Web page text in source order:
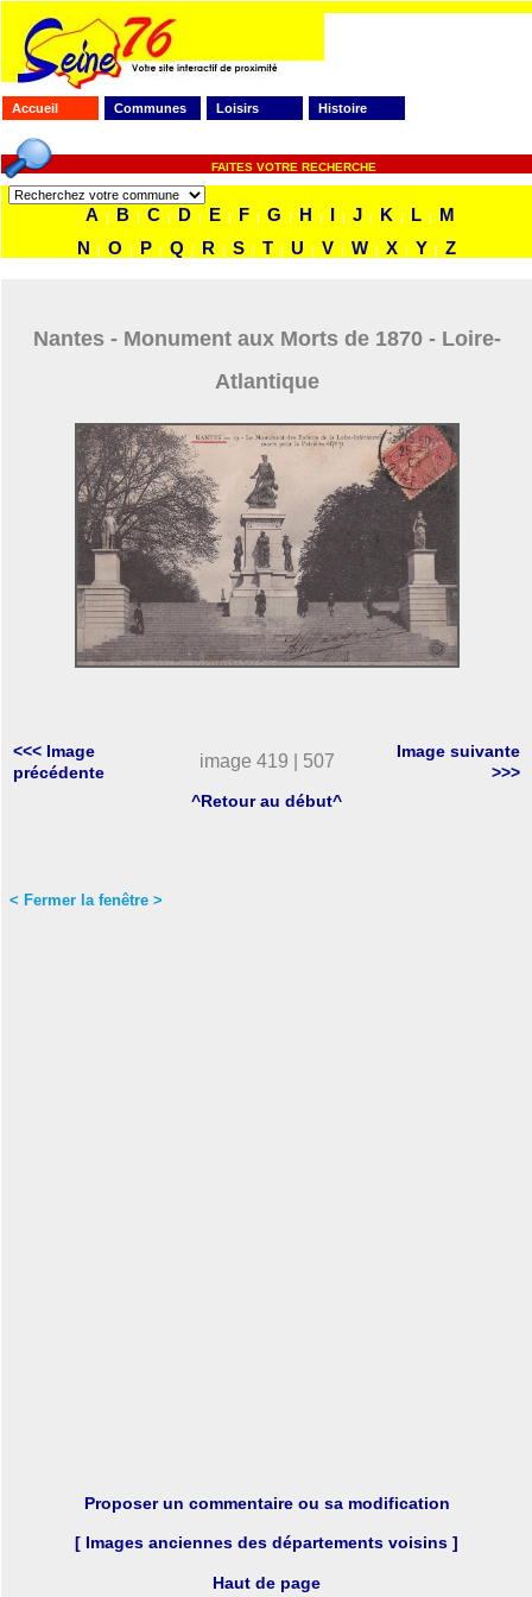
Accueil Communes Loisirs Histoire
FAITES VOTRE RECHERCHE
A | B | C | D | E | F | G | H | I | J | K | L |
M
N
| O | P | Q | R | S | T | U | V | W | X | Y | Z
Nantes - Monument aux Morts de 1870 - Loire-
Atlantique
<<< Image
précédente
image 419 | 507
Image suivante
>>>
^Retour au début^
< Fermer la fenêtre >
Proposer un commentaire ou sa modification
[ Images anciennes des départements voisins ]
Haut de page